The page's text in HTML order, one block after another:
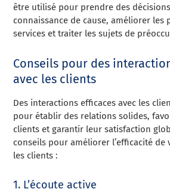
être utilisé pour prendre des
connaissance de cause, améliorer les
services et traiter les sujets de
Conseils pour des
avec les clients
Des interactions efficaces avec les
pour établir des relations solides,
clients et garantir leur satisfaction
conseils pour améliorer l’efficacité de
les clients :
1. L’écoute active